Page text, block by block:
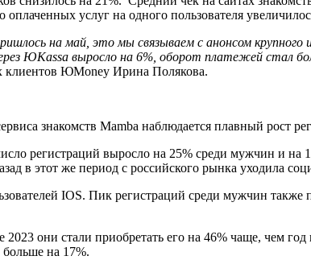
услуг на одного пользователя
на май, это мы связываем с анонсом крупного
ЮKassa выросло на 6%, оборот платежей стал
клиентов ЮMoney Ирина Полякова.
знакомств Mamba наблюдается плавный рост
регистраций выросло на 25% среди мужчин и
в этот же период с российского рынка уходила
IOS. Пик регистраций среди мужчин также
они стали приобретать его на 46% чаще, чем
больше на 17%.